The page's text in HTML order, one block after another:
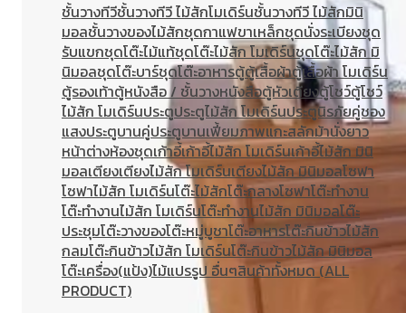
ชั้นวางทีวีชั้นวางทีวี ไม้สักโมเดิร์นชั้นวางทีวี ไม้สักมินิ
มอลชั้นวางของไม้สักชุดกาแฟขาเหล็กชุดนั่งระเบียงชุด
รับแขกชุดโต๊ะไม้แท้ชุดโต๊ะไม้สัก โมเดิร์นชุดโต๊ะไม้สัก มิ
นิมอลชุดโต๊ะบาร์ชุดโต๊ะอาหารตู้ตู้เสื้อผ้าตู้เสื้อผ้า โมเดิร์น
ตู้รองเท้าตู้หนังสือ / ชั้นวางหนังสือตู้หัวเตียงตู้โชว์ตู้โชว์
ไม้สัก โมเดิร์นประตูประตูไม้สัก โมเดิร์นประตูนิรภัยคู่ชอง
แสงประตูบานคู่ประตูบานเฟี้ยมภาพแกะสลักม้านั่งยาว
หน้าต่างห้องชุดเก้าอี้เก้าอี้ไม้สัก โมเดิร์นเก้าอี้ไม้สัก มินิ
มอลเตียงเตียงไม้สัก โมเดิร์นเตียงไม้สัก มินิมอลโซฟา
โซฟาไม้สัก โมเดิร์นโต๊ะไม้สักโต๊ะกลางโซฟาโต๊ะทำงาน
โต๊ะทํางานไม้สัก โมเดิร์นโต๊ะทำงานไม้สัก มินิมอลโต๊ะ
ประชุมโต๊ะวางของโต๊ะหมู่บูชาโต๊ะอาหารโต๊ะกินข้าวไม้สัก
กลมโต๊ะกินข้าวไม้สัก โมเดิร์นโต๊ะกินข้าวไม้สัก มินิมอล
โต๊ะเครื่อง(แป้ง)ไม้แปรรูป อื่นๆสินค้าทั้งหมด (ALL
PRODUCT)